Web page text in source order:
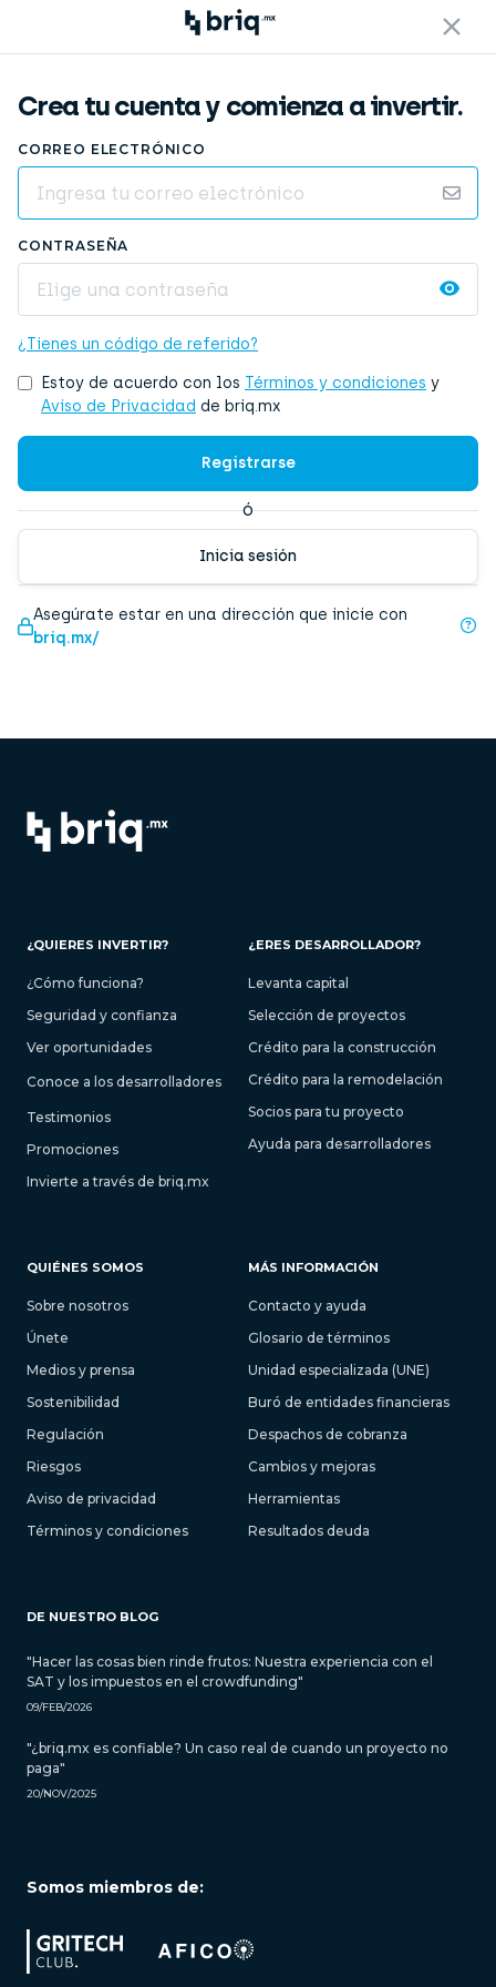
Crea tu cuenta y comienza a invertir.
CORREO ELECTRÓNICO
CONTRASEÑA
¿Tienes un código de referido?
Estoy de acuerdo con los Términos y condiciones y
Aviso de Privacidad de briq.mx
ó
Inicia sesión
Asegúrate estar en una dirección que inicie con
briq.mx/
¿QUIERES INVERTIR?
¿Cómo funciona?
Seguridad y confianza
Ver oportunidades
Conoce a los desarrolladores
Testimonios
Promociones
Invierte a través de briq.mx
¿ERES DESARROLLADOR?
Levanta capital
Selección de proyectos
Crédito para la construcción
Crédito para la remodelación
Socios para tu proyecto
Ayuda para desarrolladores
QUIÉNES SOMOS
Sobre nosotros
Únete
Medios y prensa
Sostenibilidad
Regulación
Riesgos
Aviso de privacidad
Términos y condiciones
MÁS INFORMACIÓN
Contacto y ayuda
Glosario de términos
Unidad especializada (UNE)
Buró de entidades financieras
Despachos de cobranza
Cambios y mejoras
Herramientas
Resultados deuda
DE NUESTRO BLOG
"Hacer las cosas bien rinde frutos: Nuestra experiencia con el
SAT y los impuestos en el crowdfunding"
09/FEB/2026
"¿briq.mx es confiable? Un caso real de cuando un proyecto no
paga"
20/NOV/2025
Somos miembros de: